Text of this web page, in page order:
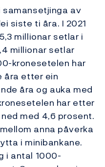
av
siste ti åra. I 2021
millionar setlar i
millionar setlar
kronesetelen har
åra etter ein
åra og auka med
har etter
med 4,6 prosent.
anna påverka
i minibankane.
i antal 1000-